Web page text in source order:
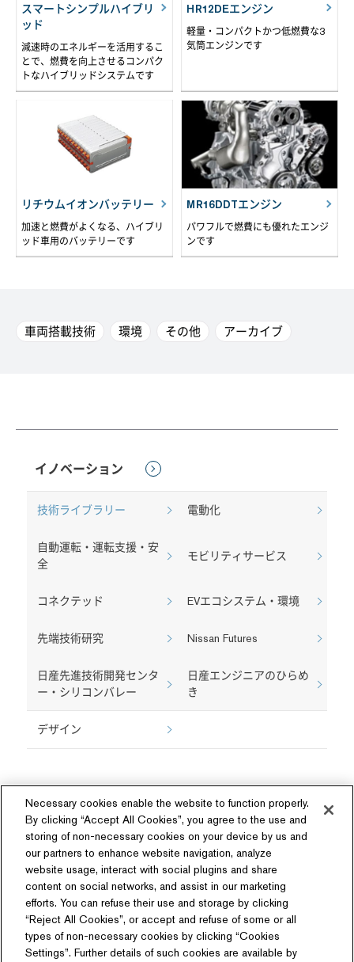
スマートシンプルハイブリ
ッド
減速時のエネルギーを活用するこ
とで、燃費を向上させるコンパク
トなハイブリッドシステムです
HR12DEエンジン
軽量・コンパクトかつ低燃費な3
気筒エンジンです
リチウムイオンバッテリー
加速と燃費がよくなる、ハイブリ
ッド車用のバッテリーです
MR16DDTエンジン
パワフルで燃費にも優れたエンジ
ンです
車両搭載技術 環境 その他 アーカイブ
イノベーション
技術ライブラリー 電動化
自動運転・運転支援・安
全
モビリティサービス
コネクテッド EVエコシステム・環境
先端技術研究 Nissan Futures
日産先進技術開発センタ
ー・シリコンバレー
日産エンジニアのひらめ
き
デザイン
ソーシャルメディア
Necessary cookies enable the website to function properly.
By clicking “Accept All Cookies”, you agree to the use and
storing of non-necessary cookies on your device by us and
our partners to enhance website navigation, analyze
website usage, interact with social plugins and share
content on social networks, and assist in our marketing
efforts. You can refuse their use and storage by clicking
“Reject All Cookies”, or accept and refuse of some or all
types of non-necessary cookies by clicking “Cookies
Settings”. Further details of such cookies are available by